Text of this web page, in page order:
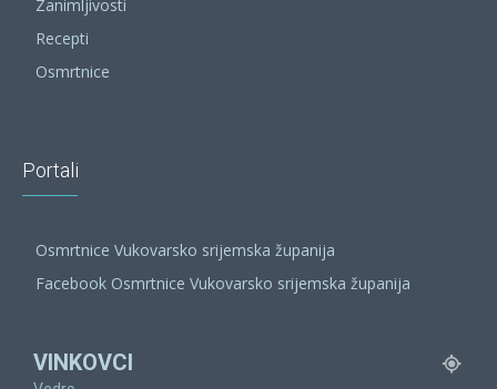
Zanimljivosti
Recepti
Osmrtnice
Portali
Osmrtnice Vukovarsko srijemska županija
Facebook Osmrtnice Vukovarsko srijemska županija
VINKOVCI